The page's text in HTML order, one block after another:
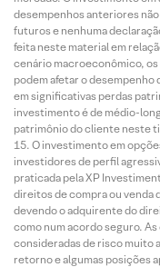
desempenhos anteriores
futuros e nenhuma
feita neste material em
cenário macroeconômico,
podem afetar o
em significativas perdas
investimento é de médio-
patrimônio do cliente neste
O investimento em
investidores de perfil
praticada pela XP
direitos de compra ou venda
devendo o adquirente do
como num acordo seguro.
consideradas de risco muito
retorno e algumas posições